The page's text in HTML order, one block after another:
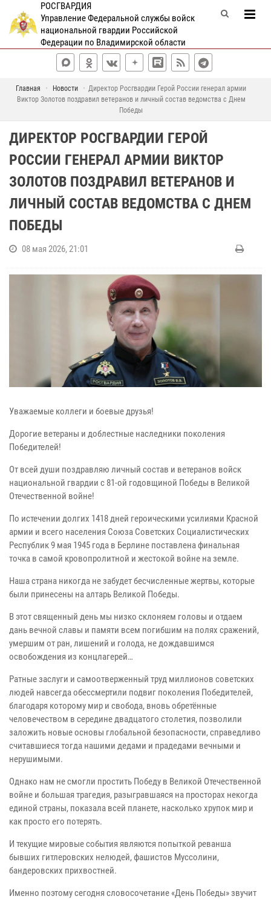
РОСГВАРДИЯ
Управление Федеральной службы войск
национальной гвардии Российской
Федерации по Владимирской области
Главная Новости
Директор Росгвардии Герой России генерал армии
Виктор Золотов поздравил ветеранов и личный состав ведомства с Днем
Победы
ДИРЕКТОР РОСГВАРДИИ ГЕРОЙ
РОССИИ ГЕНЕРАЛ АРМИИ ВИКТОР
ЗОЛОТОВ ПОЗДРАВИЛ ВЕТЕРАНОВ И
ЛИЧНЫЙ СОСТАВ ВЕДОМСТВА С ДНЕМ
ПОБЕДЫ
08 мая 2026, 21:01
Уважаемые коллеги и боевые друзья!
Дорогие ветераны и доблестные наследники поколения
Победителей!
От всей души поздравляю личный состав и ветеранов войск
национальной гвардии с 81-ой годовщиной Победы в Великой
Отечественной войне!
По истечении долгих 1418 дней героическими усилиями Красной
армии и всего населения Союза Советских Социалистических
Республик 9 мая 1945 года в Берлине поставлена финальная
точка в самой кровопролитной и жестокой войне на земле.
Наша страна никогда не забудет бесчисленные жертвы, которые
были принесены на алтарь Великой Победы.
В этот священный день мы низко склоняем головы и отдаем
дань вечной славы и памяти всем погибшим на полях сражений,
умершим от ран, лишений и голода, не дождавшимся
освобождения из концлагерей…
Ратные заслуги и самоотверженный труд миллионов советских
людей навсегда обессмертили подвиг поколения Победителей,
благодаря которому мир и свобода, вновь обретённые
человечеством в середине двадцатого столетия, позволили
заложить новые основы глобальной безопасности, справедливо
считавшиеся тогда нашими дедами и прадедами вечными и
нерушимыми.
Однако нам не смогли простить Победу в Великой Отечественной
войне и большая трагедия, разыгравшаяся на просторах некогда
единой страны, показала всей планете, насколько хрупок мир и
как просто его потерять.
И текущие мировые события являются попыткой реванша
бывших гитлеровских нелюдей, фашистов Муссолини,
бандеровских прихвостней.
Именно поэтому сегодня словосочетание «День Победы» звучит